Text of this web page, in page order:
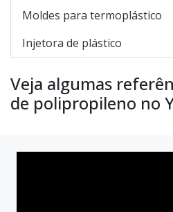
Moldes para termoplástico
Injetora de plástico
Veja algumas
de polipropileno no